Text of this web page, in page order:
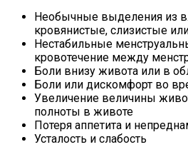
Необычные выделения из
кровянистые, слизистые
Нестабильные
кровотечение между
Боли внизу живота или в
Боли или дискомфорт во
Увеличение величины
полноты в животе
Потеря аппетита и
Усталость и слабость